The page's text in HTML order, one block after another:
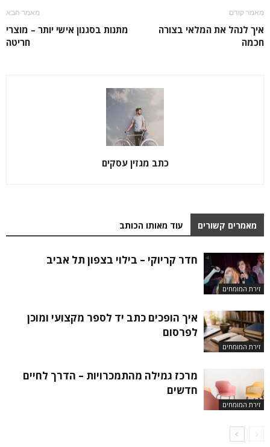
מאמר קודם
איך לנהל את המלאי בצורה
חכמה
מאמר הבא
מתנות בסגנון אישי יותר – מוצרי
חריטה
כתב מגזין עסקים
מאמרים קשורים עוד מאותו הכותב
זירת המומחים
חדר קריוקי – בילוי בצפון תל אביב
זירת המומחים
איך הופכים כתב יד לספר מקצועי ומוכן
לפרסום
זירת המומחים
מרכז גמילה מהתמכרויות – הדרך לחיים
חדשים